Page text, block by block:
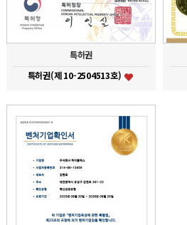
특허권
특허권(제 10-2504513호)